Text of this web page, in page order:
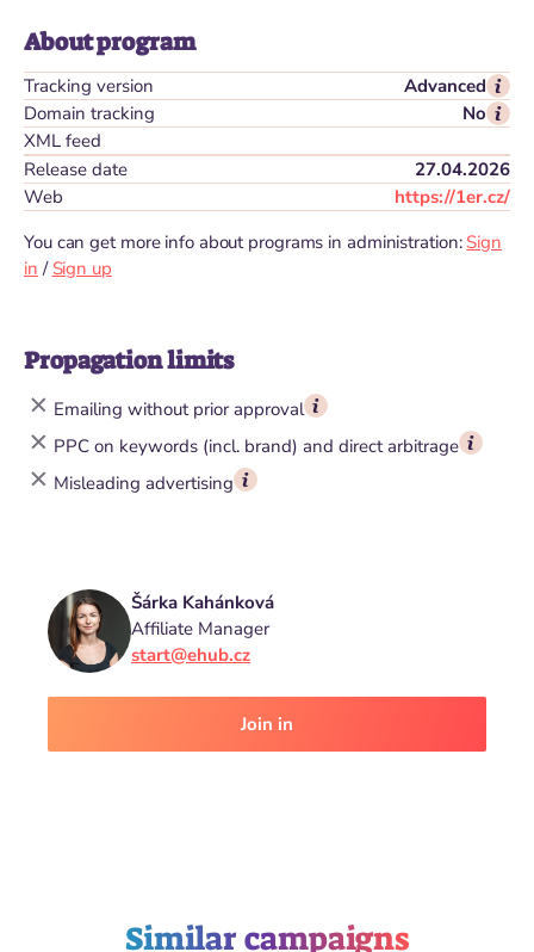
About program
Tracking version
Advanced
Domain tracking
No
XML feed
Release date
27.04.2026
Web
https://1er.cz/
You can get more info about programs in administration: Sign
in / Sign up
Propagation limits
Emailing without prior approval
PPC on keywords (incl. brand) and direct arbitrage
Misleading advertising
Šárka Kahánková
Affiliate Manager
start@ehub.cz
Join in
Similar campaigns